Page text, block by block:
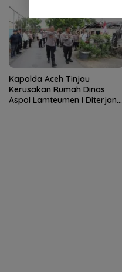
Kapolda Aceh Tinjau
Kerusakan Rumah Dinas
Aspol Lamteumen I Diterjang